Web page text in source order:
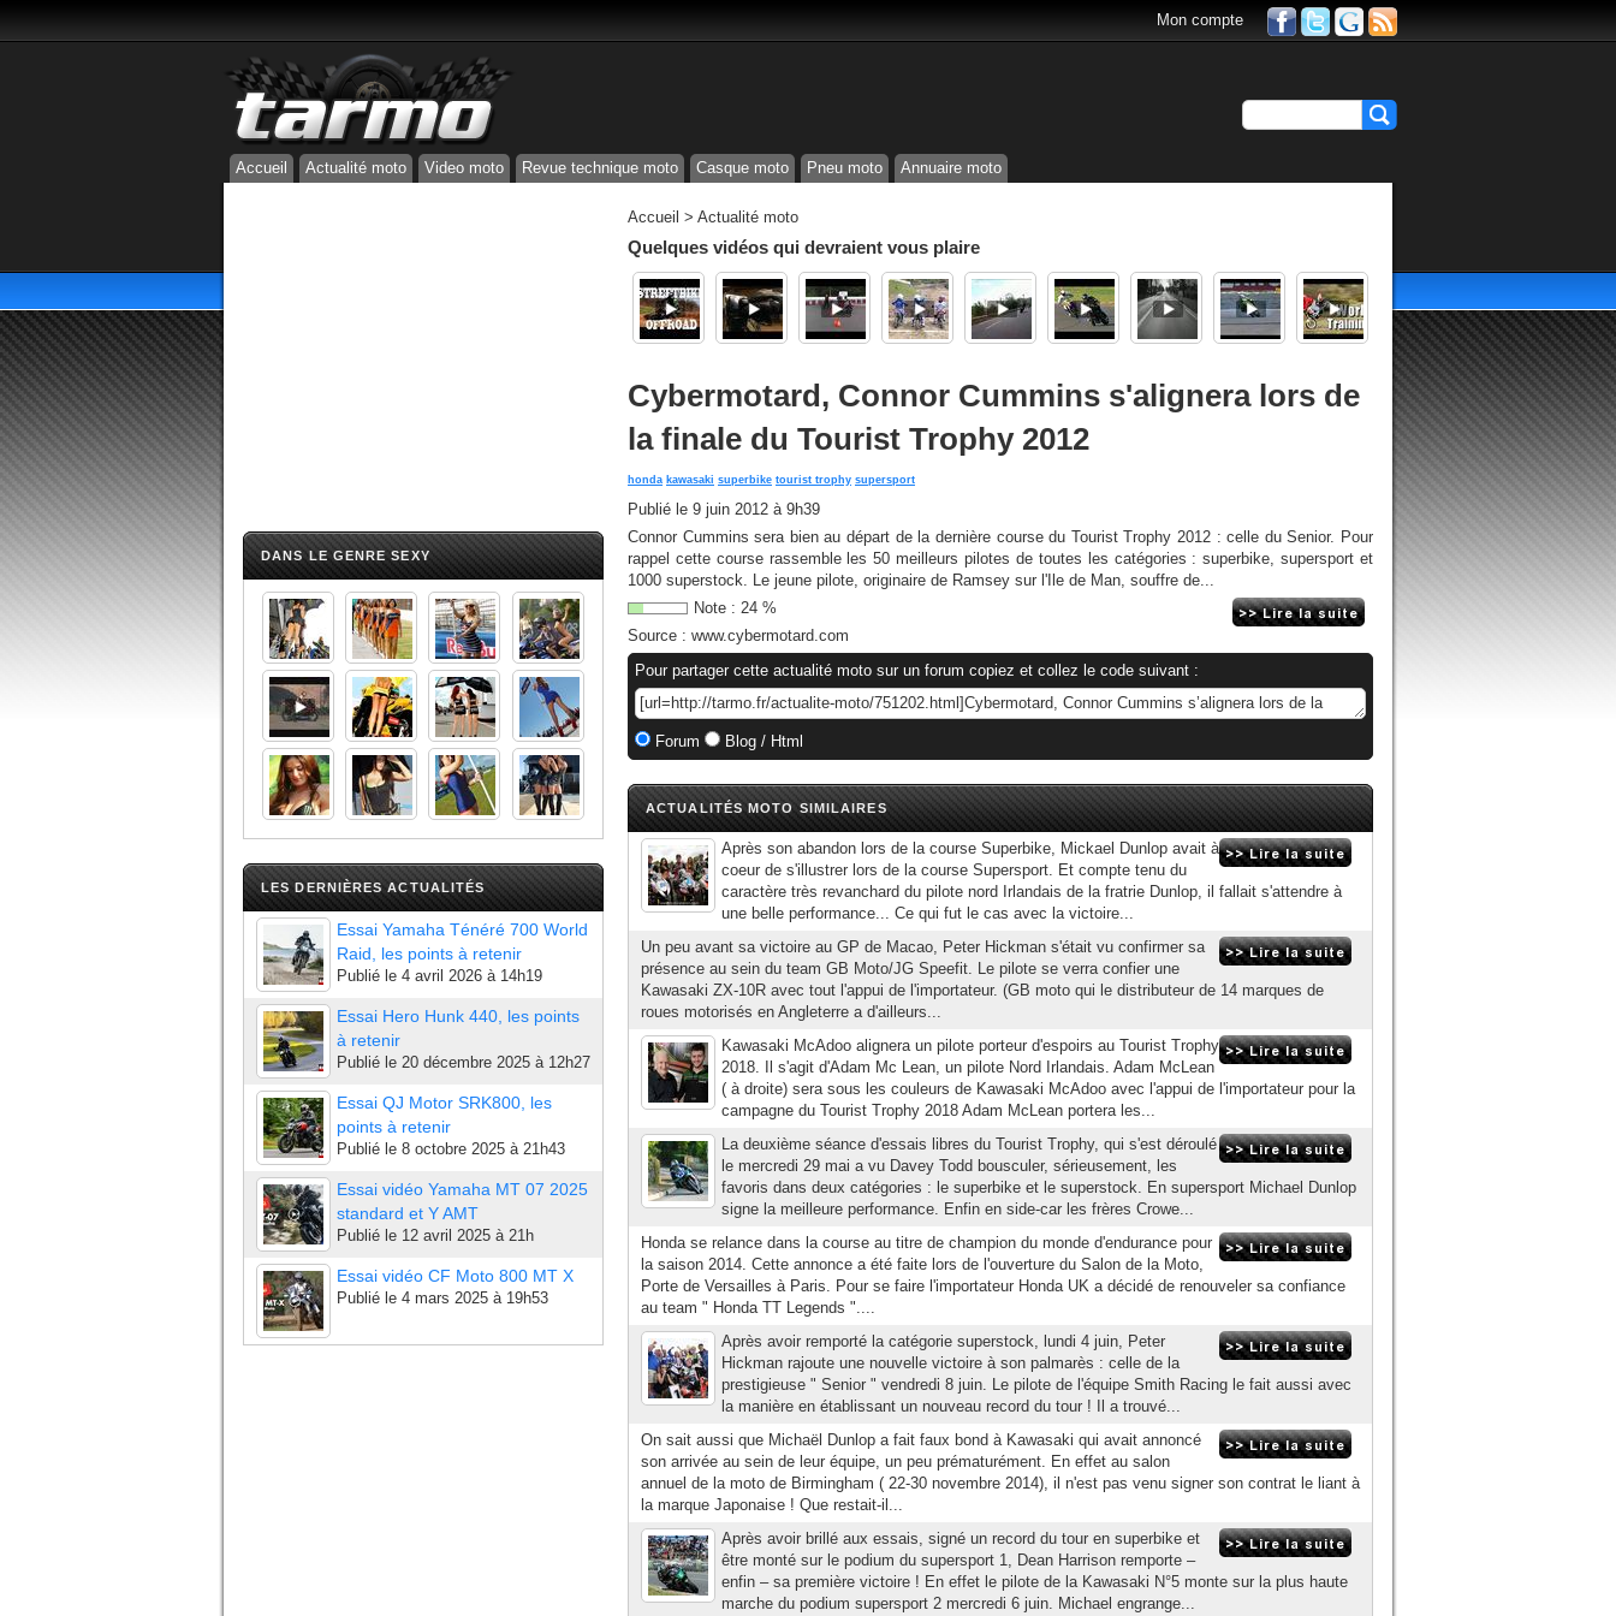
Mon compte
Accueil Actualité moto Video moto Revue technique moto Casque moto Pneu moto Annuaire moto
DANS LE GENRE SEXY
LES DERNIÈRES ACTUALITÉS
Essai Yamaha Ténéré 700 World
Raid, les points à retenir
Publié le 4 avril 2026 à 14h19
Essai Hero Hunk 440, les points
à retenir
Publié le 20 décembre 2025 à 12h27
Essai QJ Motor SRK800, les
points à retenir
Publié le 8 octobre 2025 à 21h43
Essai vidéo Yamaha MT 07 2025
standard et Y AMT
Publié le 12 avril 2025 à 21h
Essai vidéo CF Moto 800 MT X
Publié le 4 mars 2025 à 19h53
Accueil > Actualité moto
Quelques vidéos qui devraient vous plaire
Cybermotard, Connor Cummins s'alignera lors de
la finale du Tourist Trophy 2012
honda kawasaki superbike tourist trophy supersport
Publié le 9 juin 2012 à 9h39
Connor Cummins sera bien au départ de la dernière course du Tourist Trophy 2012 : celle du Senior. Pour
rappel cette course rassemble les 50 meilleurs pilotes de toutes les catégories : superbike, supersport et
1000 superstock. Le jeune pilote, originaire de Ramsey sur l'Ile de Man, souffre de...
Note : 24 %
Source : www.cybermotard.com
Pour partager cette actualité moto sur un forum copiez et collez le code suivant :
Forum Blog / Html
ACTUALITÉS MOTO SIMILAIRES
Après son abandon lors de la course Superbike, Mickael Dunlop avait à
coeur de s'illustrer lors de la course Supersport. Et compte tenu du
caractère très revanchard du pilote nord Irlandais de la fratrie Dunlop, il fallait s'attendre à
une belle performance... Ce qui fut le cas avec la victoire...
Un peu avant sa victoire au GP de Macao, Peter Hickman s'était vu confirmer sa
présence au sein du team GB Moto/JG Speefit. Le pilote se verra confier une
Kawasaki ZX-10R avec tout l'appui de l'importateur. (GB moto qui le distributeur de 14 marques de
roues motorisés en Angleterre a d'ailleurs...
Kawasaki McAdoo alignera un pilote porteur d'espoirs au Tourist Trophy
2018. Il s'agit d'Adam Mc Lean, un pilote Nord Irlandais. Adam McLean
( à droite) sera sous les couleurs de Kawasaki McAdoo avec l'appui de l'importateur pour la
campagne du Tourist Trophy 2018 Adam McLean portera les...
La deuxième séance d'essais libres du Tourist Trophy, qui s'est déroulé
le mercredi 29 mai a vu Davey Todd bousculer, sérieusement, les
favoris dans deux catégories : le superbike et le superstock. En supersport Michael Dunlop
signe la meilleure performance. Enfin en side-car les frères Crowe...
Honda se relance dans la course au titre de champion du monde d'endurance pour
la saison 2014. Cette annonce a été faite lors de l'ouverture du Salon de la Moto,
Porte de Versailles à Paris. Pour se faire l'importateur Honda UK a décidé de renouveler sa confiance
au team " Honda TT Legends "....
Après avoir remporté la catégorie superstock, lundi 4 juin, Peter
Hickman rajoute une nouvelle victoire à son palmarès : celle de la
prestigieuse " Senior " vendredi 8 juin. Le pilote de l'équipe Smith Racing le fait aussi avec
la manière en établissant un nouveau record du tour ! Il a trouvé...
On sait aussi que Michaël Dunlop a fait faux bond à Kawasaki qui avait annoncé
son arrivée au sein de leur équipe, un peu prématurément. En effet au salon
annuel de la moto de Birmingham ( 22-30 novembre 2014), il n'est pas venu signer son contrat le liant à
la marque Japonaise ! Que restait-il...
Après avoir brillé aux essais, signé un record du tour en superbike et
être monté sur le podium du supersport 1, Dean Harrison remporte –
enfin – sa première victoire ! En effet le pilote de la Kawasaki N°5 monte sur la plus haute
marche du podium supersport 2 mercredi 6 juin. Michael engrange...